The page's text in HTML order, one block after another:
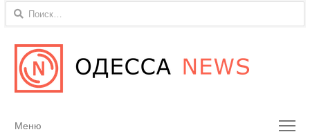
Найти:
Menu
Меню